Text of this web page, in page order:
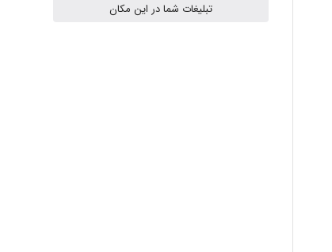
تبلیغات شما در این مکان